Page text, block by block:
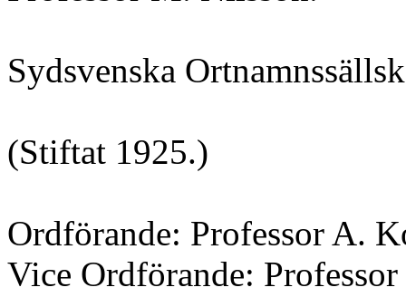
Sydsvenska
(Stiftat 1925.)
Ordförande: Professor A.
Vice Ordförande: